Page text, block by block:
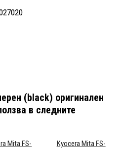
(black) оригинален
в следните
Mita FS-
Kyocera Mita FS-